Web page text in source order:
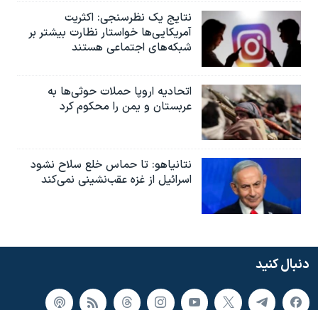
نتایج یک نظرسنجی: اکثریت
آمریکایی‌ها خواستار نظارت بیشتر بر
شبکه‌های اجتماعی هستند
اتحادیه اروپا حملات حوثی‌ها به
عربستان و یمن را محکوم کرد
نتانیاهو: تا حماس خلع سلاح نشود
اسرائیل از غزه عقب‌نشینی نمی‌کند
دنبال کنید